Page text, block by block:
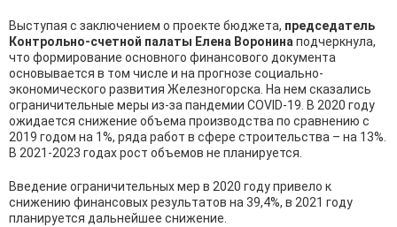
Выступая с заключением о проекте бюджета, председатель
Контрольно-счетной палаты Елена Воронина подчеркнула,
что формирование основного финансового документа
основывается в том числе и на прогнозе социально-
экономического развития Железногорска. На нем сказались
ограничительные меры из-за пандемии COVID-19. В 2020 году
ожидается снижение объема производства по сравнению с
2019 годом на 1%, ряда работ в сфере строительства – на 13%.
В 2021-2023 годах рост объемов не планируется.
Введение ограничительных мер в 2020 году привело к
снижению финансовых результатов на 39,4%, в 2021 году
планируется дальнейшее снижение.